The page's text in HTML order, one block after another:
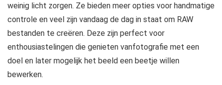
weinig licht zorgen. Ze bieden meer opties voor handmatige
controle en veel zijn vandaag de dag in staat om RAW
bestanden te creëren. Deze zijn perfect voor
enthousiastelingen die genieten vanfotografie met een
doel en later mogelijk het beeld een beetje willen
bewerken.